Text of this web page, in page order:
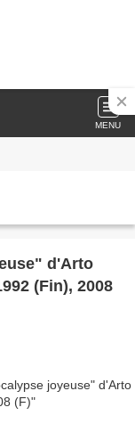
MENU
d'Arto
(Fin), 2008